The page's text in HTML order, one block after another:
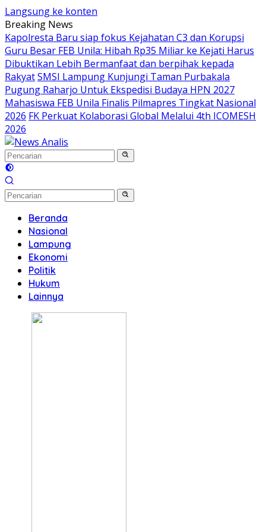
Langsung ke konten
Breaking News
Kapolresta Baru siap fokus Kejahatan C3 dan Korupsi
Guru Besar FEB Unila: Hibah Rp35 Miliar ke Kejati Harus
Dibuktikan Lebih Bermanfaat dan berpihak kepada
RakyatSMSI Lampung Kunjungi Taman Purbakala
Pugung Raharjo Untuk Ekspedisi Budaya HPN 2027
Mahasiswa FEB Unila Finalis Pilmapres Tingkat Nasional
2026 FK Perkuat Kolaborasi Global Melalui 4th ICOMESH
2026
Beranda
Nasional
Lampung
Ekonomi
Politik
Hukum
Lainnya